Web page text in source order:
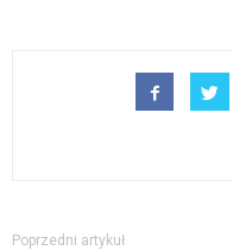
Poprzedni artykuł